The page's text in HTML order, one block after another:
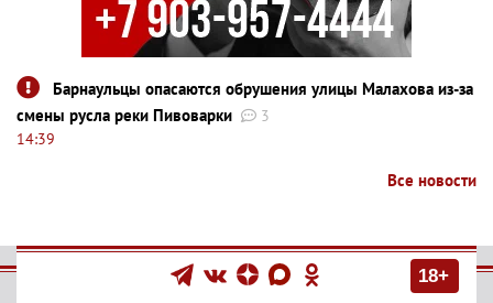
Барнаульцы опасаются обрушения улицы Малахова из-за
смены русла реки Пивоварки
3
14:39
Все новости
18+